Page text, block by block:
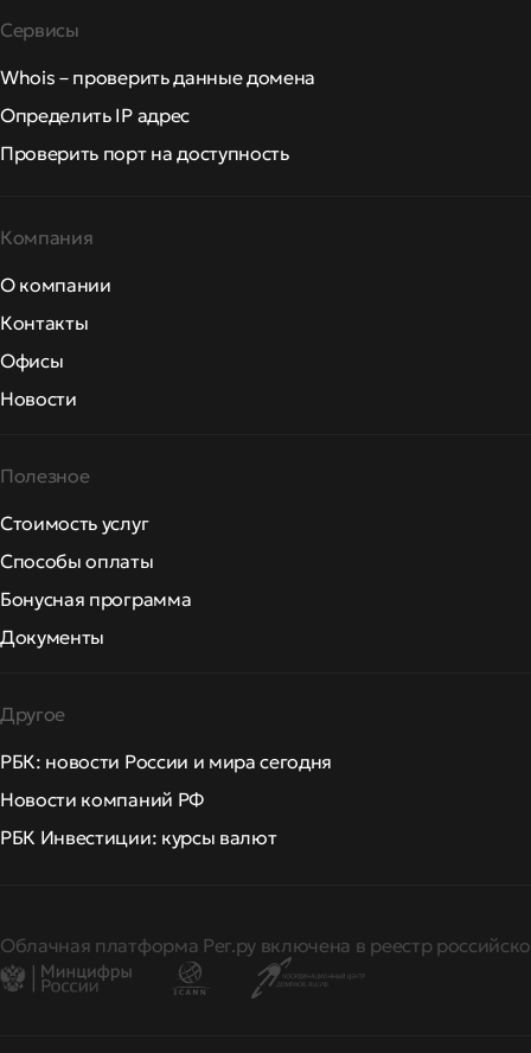
Сервисы
Whois – проверить данные домена
Определить IP адрес
Проверить порт на доступность
Компания
О компании
Контакты
Офисы
Новости
Полезное
Стоимость услуг
Способы оплаты
Бонусная программа
Документы
Другое
РБК: новости России и мира сегодня
Новости компаний РФ
РБК Инвестиции: курсы валют
Облачная платформа Рег.ру включена в реестр